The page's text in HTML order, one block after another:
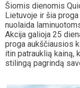
Šiomis dienomis
Lietuvoje ir šia proga
nuolaida
Akcija galioja 25
proga aukščiausios
itin patrauklią kainą,
stilingą pagrindą